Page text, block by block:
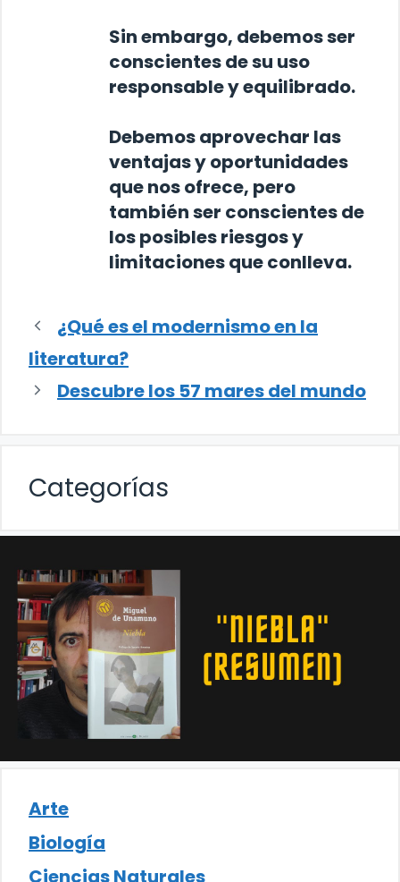
Sin embargo, debemos ser
conscientes de su uso
responsable y equilibrado.
Debemos aprovechar las
ventajas y oportunidades
que nos ofrece, pero
también ser conscientes de
los posibles riesgos y
limitaciones que conlleva.
¿Qué es el modernismo en la
literatura?
Descubre los 57 mares del mundo
Categorías
Arte
Biología
Ciencias Naturales